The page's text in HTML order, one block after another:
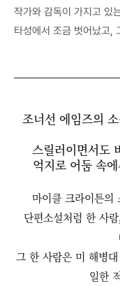
작가와 감독이 가지고 있
타성에서 조금 벗어났고,
조너선 에임즈의
스릴러이면서도
억지로 어둠 속
마이클 크라이튼의
단편소설처럼 한 사
그 한 사람은 미 해병
일한